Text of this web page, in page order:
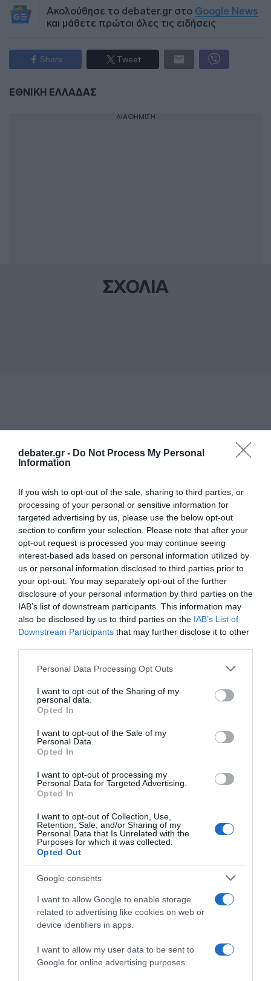
debater.gr - Do Not Process My Personal
Information
If you wish to opt-out of the sale, sharing to third parties, or
processing of your personal or sensitive information for
targeted advertising by us, please use the below opt-out
section to confirm your selection. Please note that after your
opt-out request is processed you may continue seeing
interest-based ads based on personal information utilized by
us or personal information disclosed to third parties prior to
your opt-out. You may separately opt-out of the further
disclosure of your personal information by third parties on the
IAB’s list of downstream participants. This information may
also be disclosed by us to third parties on the IAB’s List of
Downstream Participants that may further disclose it to other
Please note that this website/app uses one or more Google
not limited to your visit or usage behaviour. You may click to
grant or deny consent to Google and its third-party tags to
use your data for below specified purposes in below Google
consent section.
Personal Data Processing Opt Outs
I want to opt-out of the Sharing of my
personal data.
Opted In
I want to opt-out of the Sale of my
Personal Data.
Opted In
I want to opt-out of processing my
Personal Data for Targeted Advertising.
Opted In
I want to opt-out of Collection, Use,
Retention, Sale, and/or Sharing of my
Personal Data that Is Unrelated with the
Purposes for which it was collected.
Opted Out
Google consents
I want to allow Google to enable storage
related to advertising like cookies on web or
device identifiers in apps.
I want to allow my user data to be sent to
Google for online advertising purposes.
Ακολούθησε το debater.gr στο Google News
και μάθετε πρώτοι όλες τις ειδήσεις
Share Tweet
ΕΘΝΙΚΗ ΕΛΛΑΔΑΣ
ΔΙΑΦΗΜΙΣΗ
ΣΧΟΛΙΑ
ΑΘΛΗΤΙΚΑ
Παγκόσμιο Κ20: Η Ιουλιάννα Ρούσσου
μια συγκλονιστική κούρσα